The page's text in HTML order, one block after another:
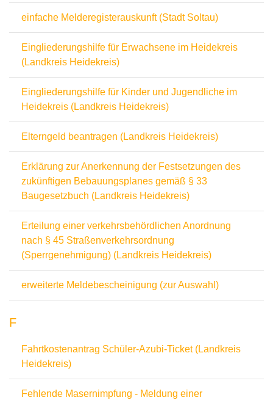
einfache Melderegisterauskunft (Stadt Soltau)
Eingliederungshilfe für Erwachsene im Heidekreis
(Landkreis Heidekreis)
Eingliederungshilfe für Kinder und Jugendliche im
Heidekreis (Landkreis Heidekreis)
Elterngeld beantragen (Landkreis Heidekreis)
Erklärung zur Anerkennung der Festsetzungen des
zukünftigen Bebauungsplanes gemäß § 33
Baugesetzbuch (Landkreis Heidekreis)
Erteilung einer verkehrsbehördlichen Anordnung
nach § 45 Straßenverkehrsordnung
(Sperrgenehmigung) (Landkreis Heidekreis)
erweiterte Meldebescheinigung (zur Auswahl)
F
Fahrtkostenantrag Schüler-Azubi-Ticket (Landkreis
Heidekreis)
Fehlende Masernimpfung - Meldung einer